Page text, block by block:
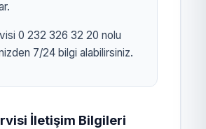
0 232 326 32 20 nolu
7/24 bilgi alabilirsiniz.
İletişim Bilgileri